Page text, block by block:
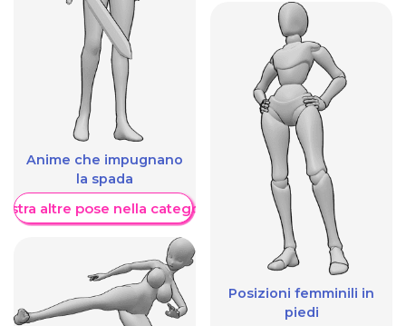
Anime che impugnano
la spada
altre pose nella categoria
Posizioni femminili in
piedi